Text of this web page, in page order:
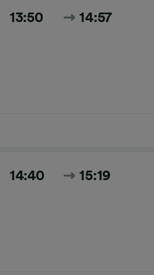
13:50 14:57
14:40 15:19